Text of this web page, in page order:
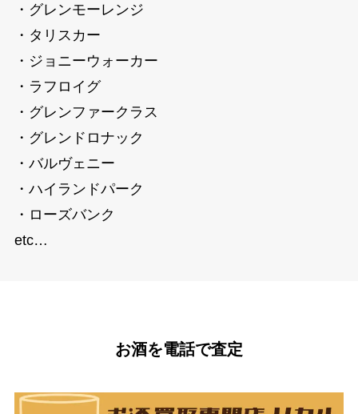
・グレンモーレンジ
・タリスカー
・ジョニーウォーカー
・ラフロイグ
・グレンファークラス
・グレンドロナック
・バルヴェニー
・ハイランドパーク
・ローズバンク
etc…
お酒を電話で査定